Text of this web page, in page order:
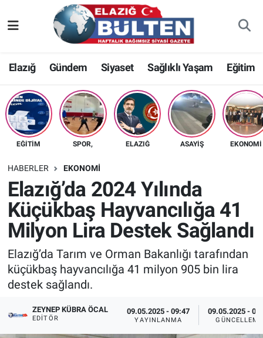
Elazığ Gündem Siyaset Sağlıklı Yaşam Eğitim
EĞITIM SPOR, ELAZIĞ ASAYIŞ EKONOMI
HABERLER EKONOMI
Elazığ’da 2024 Yılında
Küçükbaş Hayvancılığa 41
Milyon Lira Destek Sağlandı
Elazığ’da Tarım ve Orman Bakanlığı tarafından
küçükbaş hayvancılığa 41 milyon 905 bin lira
destek sağlandı.
ZEYNEP KÜBRA ÖCAL
EDITÖR
09.05.2025 - 09:47
YAYINLANMA
09.05.2025 -
GÜNCELLEME
Asayiş
Bilim-Teknoloji
Eğitim
Ekonomi
Elazığ
Gündem
Kültür-Sanat
Sağlık
Sağlıklı Yaşam
Siyaset
Nöbetçi Eczaneler
Hava Durumu
Namaz Vakitleri
Trafik Durumu
Süper Lig Puan Durumu ve Fikstür
Tüm Manşetler
Son Dakika Haberleri
Haber Arşivi